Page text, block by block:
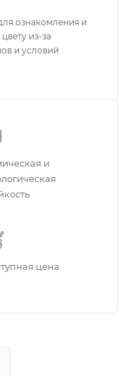
ознакомления и
из-за
и условий
и
цена